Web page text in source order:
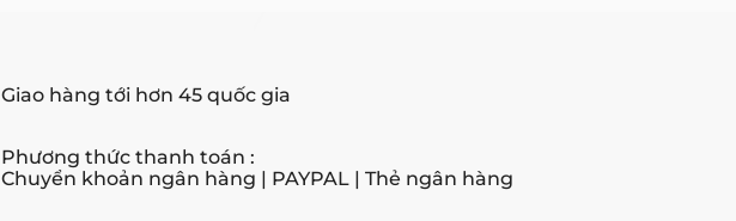
Giao hàng tới hơn 45 quốc gia
Phương thức thanh toán :
Chuyển khoản ngân hàng | PAYPAL | Thẻ ngân hàng